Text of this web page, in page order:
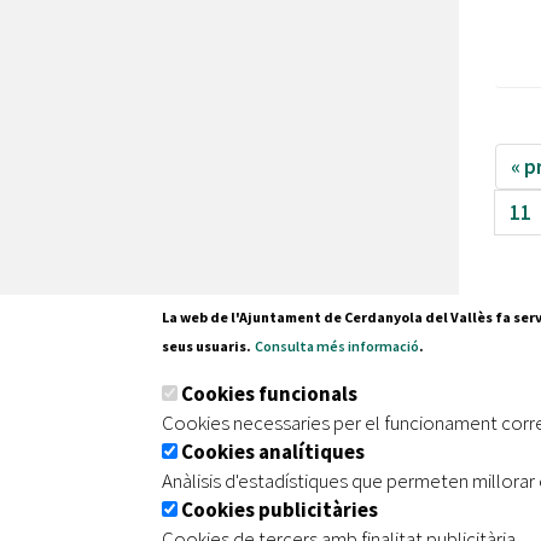
«
11
Tel.
| Avís legal | Protecció de dades
La web de l'Ajuntament de Cerdanyola del Vallès fa
seus usuaris. Consulta més informació.
Cookies funcionals
Cookies necessaries per el funcionament
Cookies analítiques
Anàlisis d'estadístiques que permeten
Cookies publicitàries